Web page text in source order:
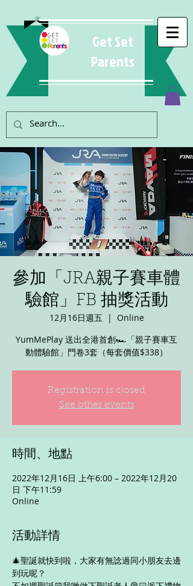
Get Set
Parents
參加「JRA親子賽車體
驗館」FB 抽獎活動
12月16日週五
  |
Online
YumMePlay 送出全港首創🏎️「親子賽車互
動體驗館」門卷3套（每套價值$338）
Registration is closed
See other events
時間、地點
2022年12月16日 上午6:00 – 2022年12月20
日 下午11:59
Online
活動詳情
🎄聖誕就快到啦，大家有無諗過同小朋友去邊
到玩呢？